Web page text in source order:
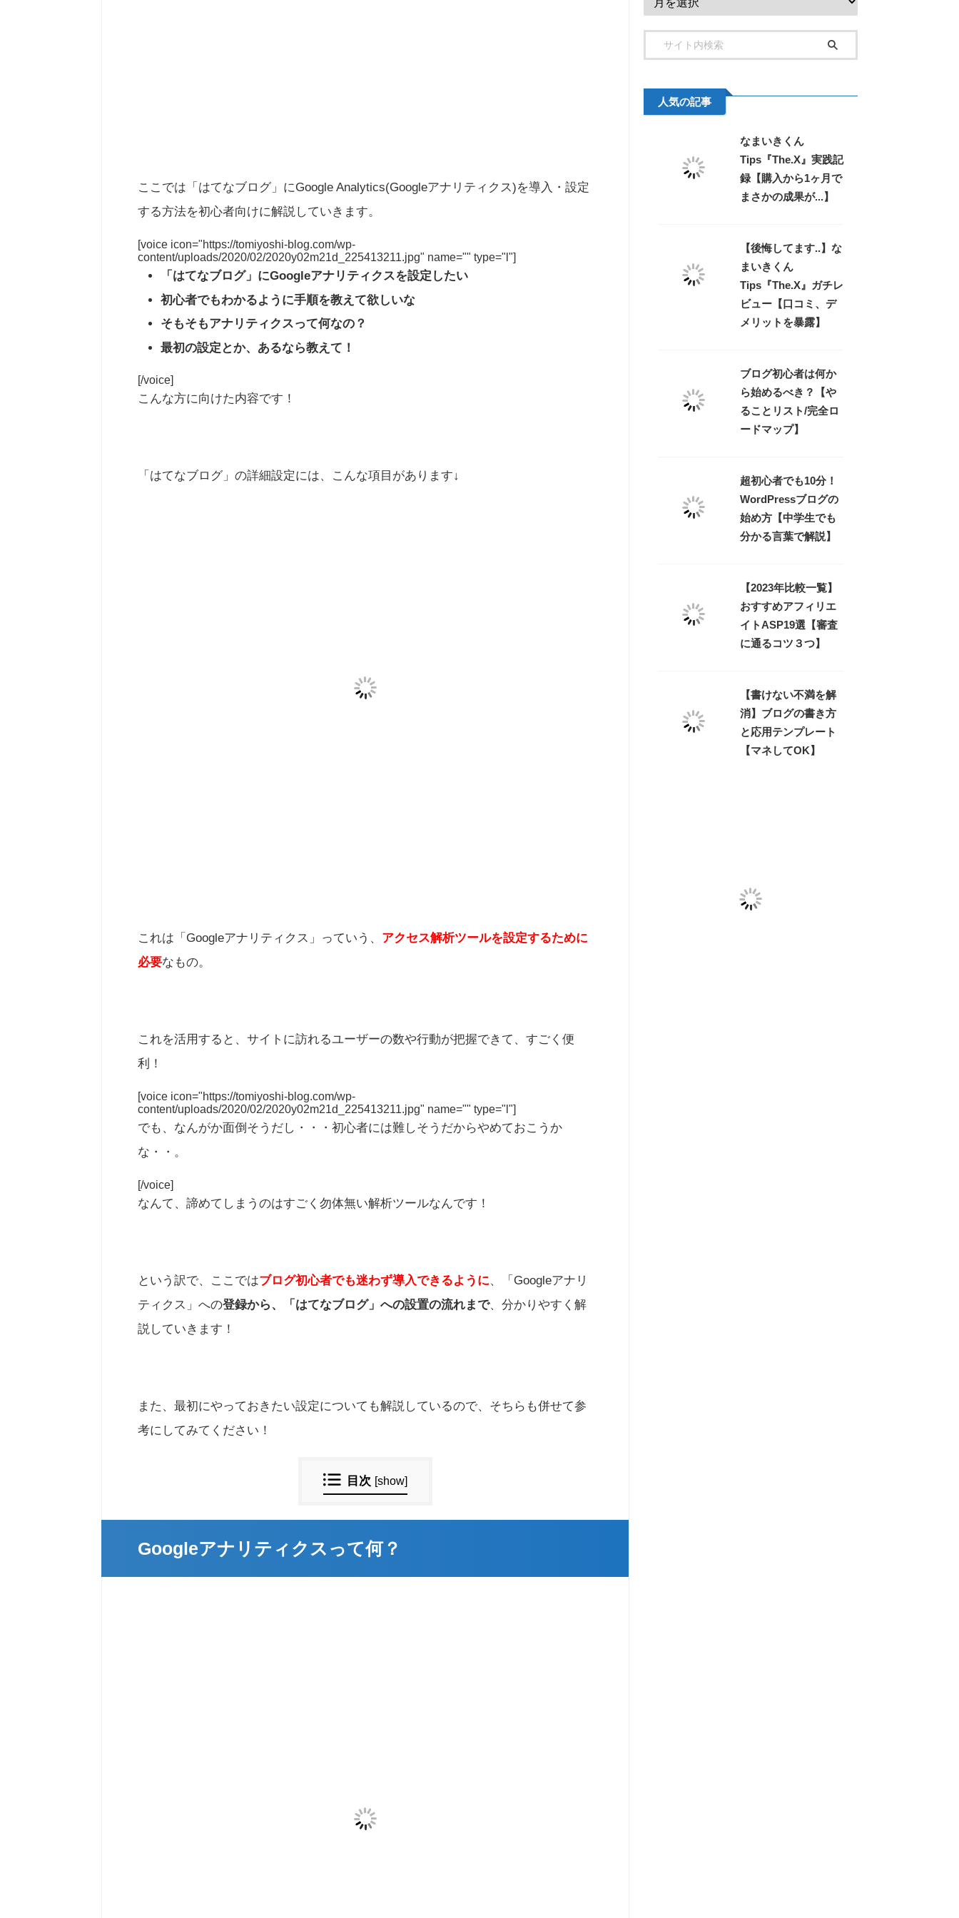
ここでは「はてなブログ」にGoogle Analytics(Googleアナリティクス)を導入・設定
する方法を初心者向けに解説していきます。
[voice icon="https://tomiyoshi-blog.com/wp-
content/uploads/2020/02/2020y02m21d_225413211.jpg" name="" type="l"]
「はてなブログ」にGoogleアナリティクスを設定したい
初心者でもわかるように手順を教えて欲しいな
そもそもアナリティクスって何なの？
最初の設定とか、あるなら教えて！
[/voice]
こんな方に向けた内容です！
「はてなブログ」の詳細設定には、こんな項目があります↓
これは「Googleアナリティクス」っていう、 アクセス解析ツールを設定するために
必要なもの。
これを活用すると、サイトに訪れるユーザーの数や行動が把握できて、すごく便
利！
[voice icon="https://tomiyoshi-blog.com/wp-
content/uploads/2020/02/2020y02m21d_225413211.jpg" name="" type="l"]
でも、なんがか面倒そうだし・・・初心者には難しそうだからやめておこうか
な・・。
[/voice]
なんて、諦めてしまうのはすごく勿体無い解析ツールなんです！
という訳で、ここではブログ初心者でも迷わず導入できるように、「Googleアナリ
ティクス」への登録から、「はてなブログ」への設置の流れまで、分かりやすく解
説していきます！
また、最初にやっておきたい設定についても解説しているので、そちらも併せて参
考にしてみてください！
目次 [show]
Googleアナリティクスって何？
人気の記事
なまいきくん
Tips『The.X』実践記
録【購入から1ヶ月で
まさかの成果が...】
【後悔してます..】な
まいきくん
Tips『The.X』ガチレ
ビュー【口コミ、デ
メリットを暴露】
ブログ初心者は何か
ら始めるべき？【や
ることリスト/完全ロ
ードマップ】
超初心者でも10分！
WordPressブログの
始め方【中学生でも
分かる言葉で解説】
【2023年比較一覧】
おすすめアフィリエ
イトASP19選【審査
に通るコツ３つ】
【書けない不満を解
消】ブログの書き方
と応用テンプレート
【マネしてOK】